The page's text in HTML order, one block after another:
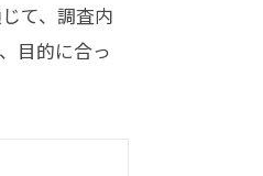
て、調査内
目的に合っ